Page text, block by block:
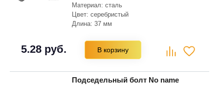
Материал: сталь
Цвет: серебристый
Длина: 37 мм
5.28 руб. В корзину
Подседельный болт No name